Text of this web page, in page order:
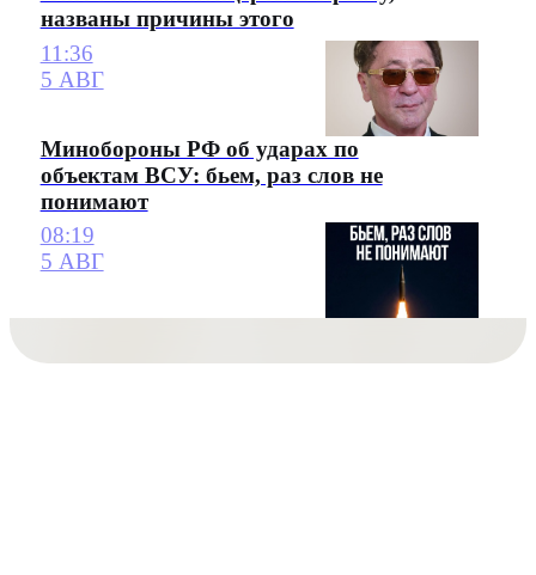
названы причины этого
11:36
5 АВГ
Минобороны РФ об ударах по
объектам ВСУ: бьем, раз слов не
понимают
08:19
5 АВГ